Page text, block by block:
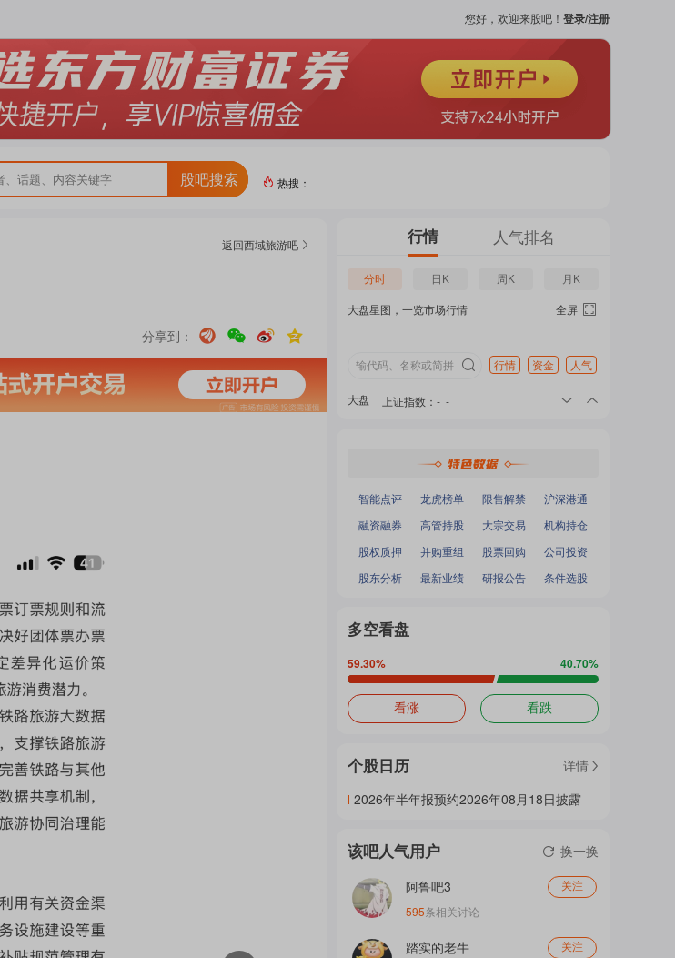
您好，欢迎来股吧！ 登录/注册
股吧搜索
热门
吧
热
热搜：
返回西域旅游吧
分享到：
行情 人气排名
分时 日K 周K 月K
大盘星图，一览市场行情 全屏
行情 资金 人气
大盘 上证指数 ： - -
：- -
智能点评 龙虎榜单 限售解禁
沪深港通
融资融券
高管持股 大宗交易
机构持仓
股权质押
并购重组 股票回购
公司投资
股东分析
最新业绩 研报公告 条件选股
多空看盘
59.30% 40.70%
看涨 看跌
个股日历
详情
2026年半年报预约2026年08月18日披露
该吧人气用户 换一换
阿鲁吧3 关注
595条相关讨论
踏实的老牛 关注